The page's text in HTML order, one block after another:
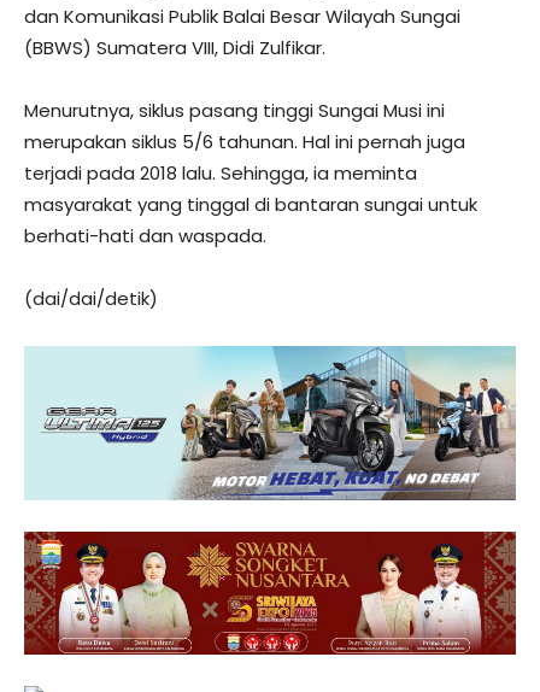
dan Komunikasi Publik Balai Besar Wilayah Sungai
(BBWS) Sumatera VIII, Didi Zulfikar.
Menurutnya, siklus pasang tinggi Sungai Musi ini
merupakan siklus 5/6 tahunan. Hal ini pernah juga
terjadi pada 2018 lalu. Sehingga, ia meminta
masyarakat yang tinggal di bantaran sungai untuk
berhati-hati dan waspada.
(dai/dai/detik)